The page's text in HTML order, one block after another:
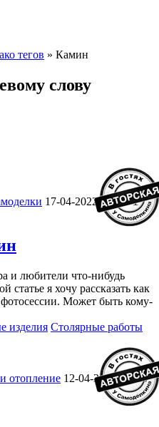
тегов » Камин
слову
17-04-2022, 10:25 1
и любители что-нибудь
статье я хочу рассказать как
Может быть кому-
изделия Столярные работы
отопление 12-04-2022, 07:10